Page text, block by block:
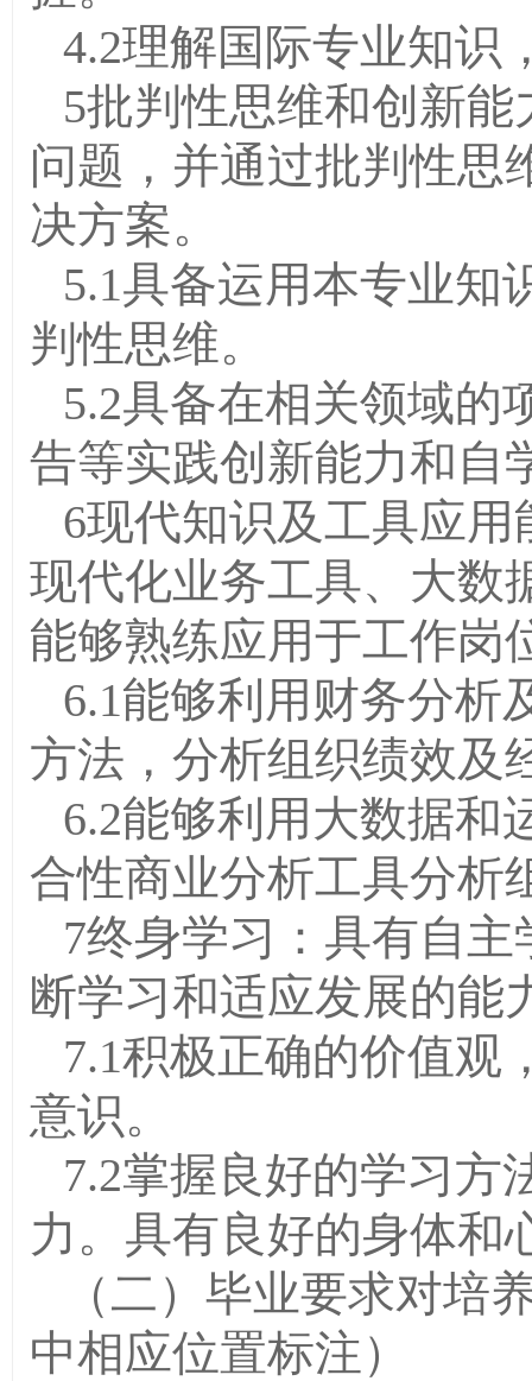
4.2理解国际专业知识
5批判性思维和创新
问题，并通过批判性思
决方案。
5.1具备运用本专业知
判性思维。
5.2具备在相关领域的
告等实践创新能力和自
6现代知识及工具应
现代化业务工具、大数
能够熟练应用于工作岗
6.1能够利用财务分析
方法，分析组织绩效及
6.2能够利用大数据和
合性商业分析工具分析
7终身学习：具有自
断学习和适应发展的能
7.1积极正确的价值观
意识。
7.2掌握良好的学习方
力。具有良好的身体和
（二）毕业要求对培
中相应位置标注）